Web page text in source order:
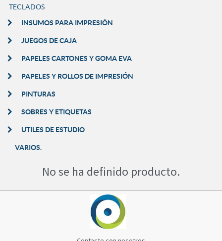
TECLADOS
INSUMOS PARA IMPRESIÓN
JUEGOS DE CAJA
PAPELES CARTONES Y GOMA EVA
PAPELES Y ROLLOS DE IMPRESIÓN
PINTURAS
SOBRES Y ETIQUETAS
UTILES DE ESTUDIO
VARIOS.
No se ha definido producto.